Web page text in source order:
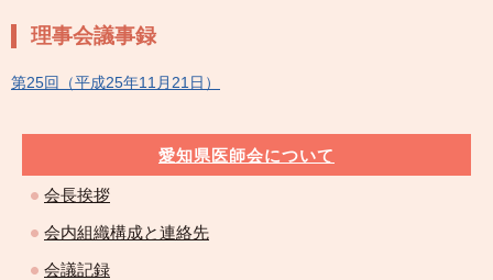
理事会議事録
第25回（平成25年11月21日）
愛知県医師会について
会長挨拶
会内組織構成と連絡先
会議記録